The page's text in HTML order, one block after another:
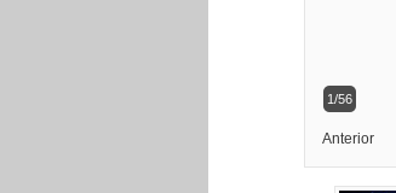
1/56
Anterior